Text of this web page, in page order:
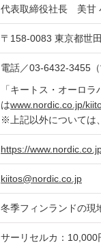
代表取締役社長 美甘
〒158-0083 東京都世
電話／03-6432-3455
「キートス・オーロ
はwww.nordic.co.jp/
※上記以外については
https://
kiitos@nordic.co.jp
冬季フィンランドの現
サーリセルカ：